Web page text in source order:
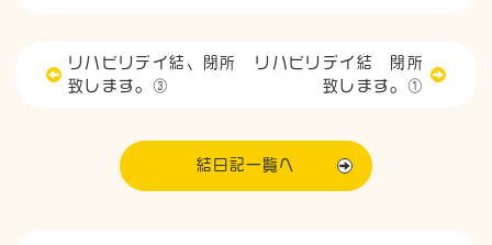
リハビリデイ結、閉所
致します。③
リハビリデイ結 閉所
致します。①
結日記一覧へ